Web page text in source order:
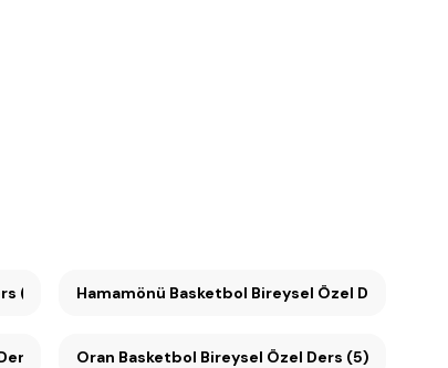
(6) Hamamönü Basketbol Bireysel Özel Ders (5)
(5) Oran Basketbol Bireysel Özel Ders (5)